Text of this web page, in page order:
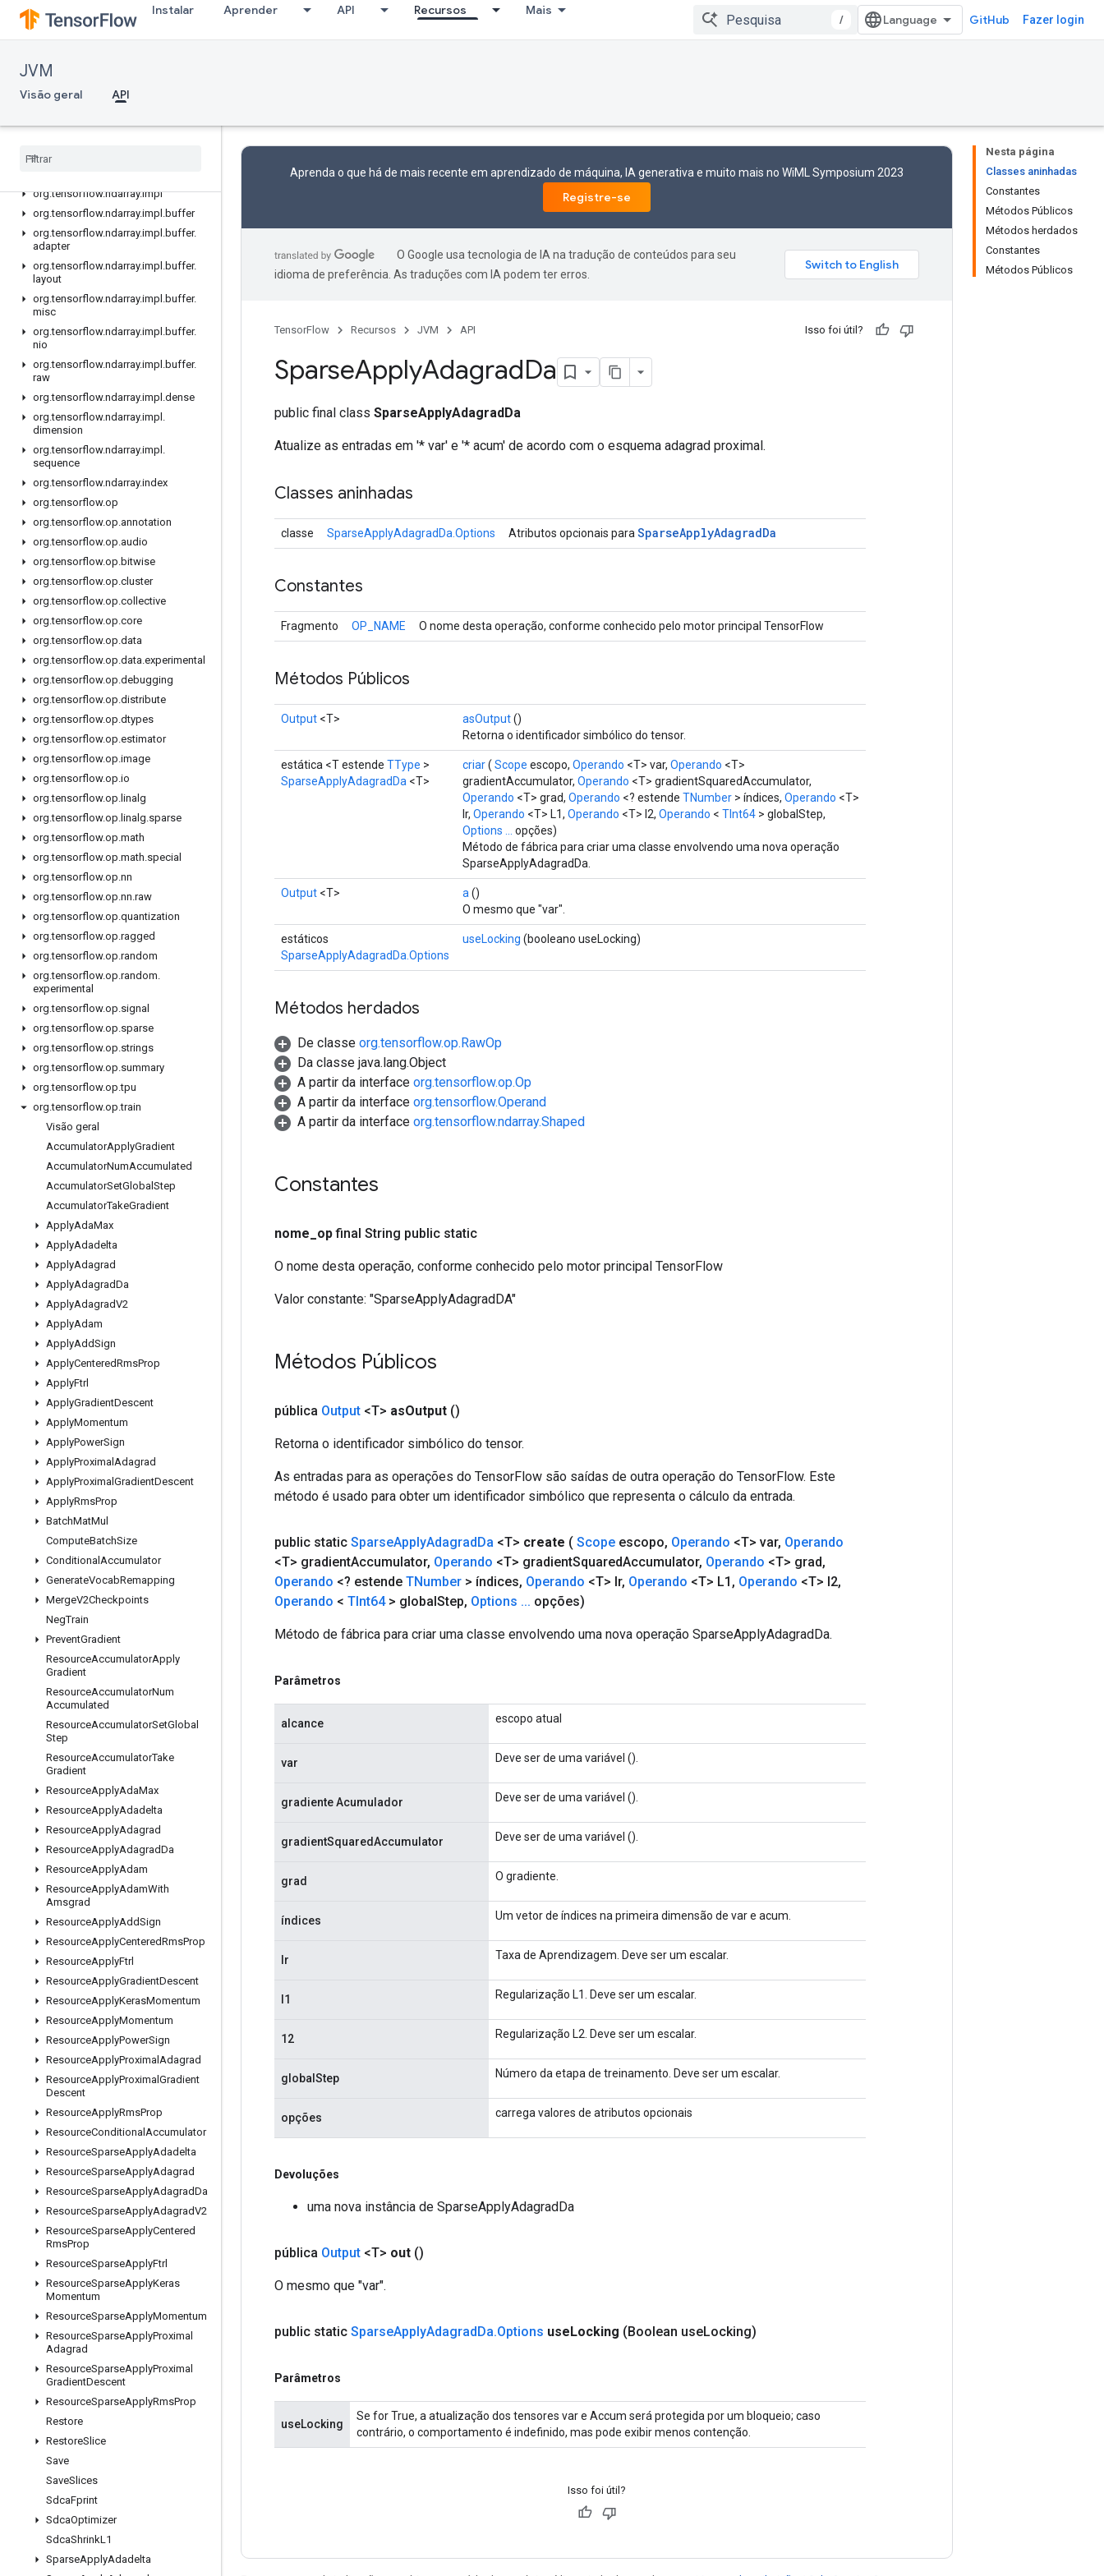
Instalar Aprender API Recursos Mais
/ GitHub Fazer login
JVM
Visão geral API
org.tensorflow.internal.buffer
org.tensorflow.internal.c_api.presets
org.tensorflow.internal.types
org.
org.tensorflow.ndarray.impl
org.tensorflow.ndarray.impl .buffer
org.tensorflow.ndarray.impl .buffer.
adapter
org.tensorflow.ndarray.impl .buffer.
layout
org.tensorflow.ndarray.impl .buffer.
misc
org.tensorflow.ndarray.impl .buffer.
nio
org.tensorflow.ndarray.impl .buffer.
raw
org.tensorflow.ndarray.impl .dense
org.tensorflow.ndarray.impl .
dimension
org.tensorflow.ndarray.impl .
sequence
org.tensorflow.ndarray.index
org.tensorflow.op
org.tensorflow.op.annotation
org.tensorflow.op.audio
org.tensorflow.op.bitwise
org.tensorflow.op.cluster
org.tensorflow.op.collective
org.tensorflow.op.core
org.tensorflow.op.data
org.tensorflow.op.data.experimental
org.tensorflow.op.debugging
org.tensorflow.op.distribute
org.tensorflow.op.dtypes
org.tensorflow.op.estimator
org.tensorflow.op.image
org.tensorflow.op.io
org.tensorflow.op. linalg
org.tensorflow.op. linalg.sparse
org.tensorflow.op.math
org.tensorflow.op.math.special
org.tensorflow.op.nn
org.tensorflow.op.nn.raw
org.tensorflow.op.quantization
org.tensorflow.op.ragged
org.tensorflow.op.random
org.tensorflow.op.random.
experimental
org.tensorflow.op.signal
org.tensorflow.op.sparse
org.tensorflow.op.strings
org.tensorflow.op.summary
org.tensorflow.op.tpu
org.tensorflow.op.train
Visão geral
AccumulatorApplyGradient
AccumulatorNumAccumulated
AccumulatorSetGlobal Step
AccumulatorTakeGradient
ApplyAdaMax
ApplyAdadelta
ApplyAdagrad
ApplyAdagradDa
ApplyAdagradV2
ApplyAdam
ApplyAddSign
ApplyCenteredRmsProp
ApplyFtrl
ApplyGradientDescent
ApplyMomentum
ApplyPowerSign
ApplyProximal Adagrad
ApplyProximal GradientDescent
ApplyRmsProp
BatchMatMul
ComputeBatchSize
Conditional Accumulator
GenerateVocabRemapping
MergeV2Checkpoints
NegTrain
PreventGradient
ResourceAccumulatorApply
Gradient
ResourceAccumulatorNum
Accumulated
ResourceAccumulatorSetGlobal
Step
ResourceAccumulatorTake
Gradient
ResourceApplyAdaMax
ResourceApplyAdadelta
ResourceApplyAdagrad
ResourceApplyAdagradDa
ResourceApplyAdam
ResourceApplyAdamWith
Amsgrad
ResourceApplyAddSign
ResourceApplyCenteredRmsProp
ResourceApplyFtrl
ResourceApplyGradientDescent
ResourceApplyKerasMomentum
ResourceApplyMomentum
ResourceApplyPowerSign
ResourceApplyProximal Adagrad
ResourceApplyProximal Gradient
Descent
ResourceApplyRmsProp
ResourceConditional Accumulator
ResourceSparseApplyAdadelta
ResourceSparseApplyAdagrad
ResourceSparseApplyAdagradDa
ResourceSparseApplyAdagradV2
ResourceSparseApplyCentered
RmsProp
ResourceSparseApplyFtrl
ResourceSparseApplyKeras
Momentum
ResourceSparseApplyMomentum
ResourceSparseApplyProximal
Adagrad
ResourceSparseApplyProximal
GradientDescent
ResourceSparseApplyRmsProp
Restore
RestoreSlice
Save
SaveSlices
SdcaFprint
SdcaOptimizer
SdcaShrinkL1
SparseApplyAdadelta
Nesta página
Classes aninhadas
Constantes
Métodos Públicos
Métodos herdados
Constantes
Métodos Públicos
Aprenda o que há de mais recente em aprendizado de máquina, IA generativa e muito mais no WiML Symposium 2023
Registre-se
O Google usa tecnologia de IA na tradução de conteúdos para seu
idioma de preferência. As traduções com IA podem ter erros.
TensorFlow Recursos JVM API Isso foi útil?
SparseApplyAdagradDa
public final class SparseApplyAdagradDa
Atualize as entradas em '* var' e '* acum' de acordo com o esquema adagrad proximal.
Classes aninhadas
classe SparseApplyAdagradDa.Options Atributos opcionais para SparseApplyAdagradDa
Constantes
Fragmento OP_NAME O nome desta operação, conforme conhecido pelo motor principal TensorFlow
Métodos Públicos
Output <T> asOutput()
Retorna o identificador simbólico do tensor.
estática <T estende TType >
SparseApplyAdagradDa <T>
criar( Scope escopo, Operando <T> var, Operando <T>
gradientAccumulator, Operando <T> gradientSquaredAccumulator,
Operando <T> grad, Operando <? estende TNumber > índices, Operando <T>
lr, Operando <T> L1, Operando <T> l2, Operando < TInt64 > globalStep,
Options ...
opções)
Método de fábrica para criar uma classe envolvendo uma nova operação
SparseApplyAdagradDa.
Output <T> a ()
O mesmo que "var".
estáticos
SparseApplyAdagradDa.Options
useLocking (booleano useLocking)
Métodos herdados
De classe org.tensorflow.op.RawOp
Da classe java.lang.Object
A partir da interface org.tensorflow.op.Op
A partir da interface org.tensorflow.Operand
A partir da interface org.tensorflow.ndarray.Shaped
Constantes
nome op final String public static
O nome desta operação, conforme conhecido pelo motor principal TensorFlow
Valor constante: "SparseApplyAdagradDA"
Métodos Públicos
pública Output <T> asOutput ()
Retorna o identificador simbólico do tensor.
As entradas para as operações do TensorFlow são saídas de outra operação do TensorFlow. Este
método é usado para obter um identificador simbólico que representa o cálculo da entrada.
public static SparseApplyAdagradDa <T> create ( Scope escopo, Operando <T> var, Operando
<T> gradientAccumulator, Operando <T> gradientSquaredAccumulator, Operando <T> grad,
Operando <? estende TNumber > índices, Operando <T> lr, Operando <T> L1 , Operando <T> l2,
Operando < TInt64> globalStep, Options ... opções)
Método de fábrica para criar uma classe envolvendo uma nova operação SparseApplyAdagradDa.
Parâmetros
alcance escopo atual
var Deve ser de uma variável ().
gradiente Acumulador Deve ser de uma variável ().
gradientSquaredAccumulator Deve ser de uma variável ().
grad O gradiente.
índices Um vetor de índices na primeira dimensão de var e acum.
lr Taxa de Aprendizagem. Deve ser um escalar.
l1 Regularização L1. Deve ser um escalar.
12 Regularização L2. Deve ser um escalar.
globalStep Número da etapa de treinamento. Deve ser um escalar.
opções carrega valores de atributos opcionais
Devoluções
uma nova instância de SparseApplyAdagradDa
pública Output <T> out ()
O mesmo que "var".
public static SparseApplyAdagradDa.Options useLocking (Boolean useLocking)
Parâmetros
useLocking
Se for True, a atualização dos tensores var e Accum será protegida por um bloqueio; caso
contrário, o comportamento é indefinido, mas pode exibir menos contenção.
Isso foi útil?